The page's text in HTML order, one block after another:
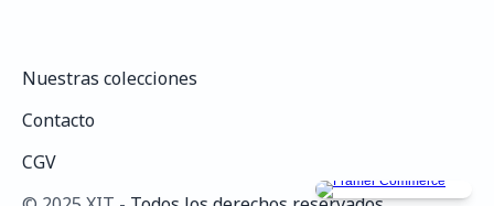
Nuestras colecciones
Contacto
CGV